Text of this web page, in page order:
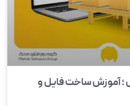
؛ آموزش ساخت فایل و